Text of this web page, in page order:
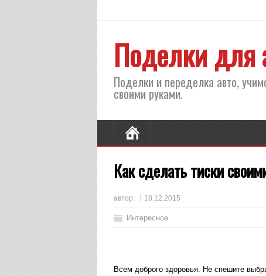
Поделки для
Поделки и переделка авто,
своими руками.
Как сделать тиски
автор: 18.12.2015
Интересное
Всем доброго здоровья. Не спешите